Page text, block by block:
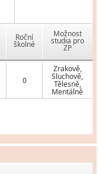
Roční
školné
Možnost
studia pro
ZP
0
Zrakově,
Sluchově,
Tělesně,
Mentálně